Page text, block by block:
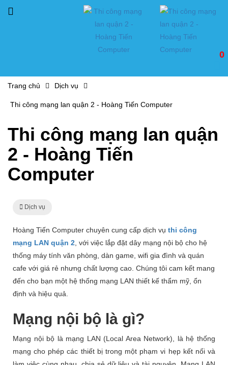
0
Trang chủ Dịch vụ
Thi công mạng lan quận 2 - Hoàng Tiến Computer
Thi công mạng lan quận
2 - Hoàng Tiến
Computer
Dịch vụ
Hoàng Tiến Computer chuyên cung cấp dịch vụ thi công
mạng LAN quận 2 , với việc lắp đặt dây mạng nội bộ cho hệ
thống máy tính văn phòng, dàn game, wifi gia đình và quán
cafe với giá rẻ nhưng chất lượng cao. Chúng tôi cam kết mang
đến cho bạn một hệ thống mạng LAN thiết kế thẩm mỹ, ổn
định và hiệu quả.
Mạng nội bộ là gì?
Mạng nội bộ là mạng LAN (Local Area Network), là hệ thống
mạng cho phép các thiết bị trong một phạm vi hẹp kết nối và